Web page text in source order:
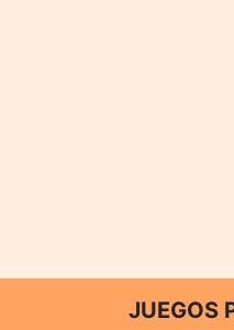
JUEGOS